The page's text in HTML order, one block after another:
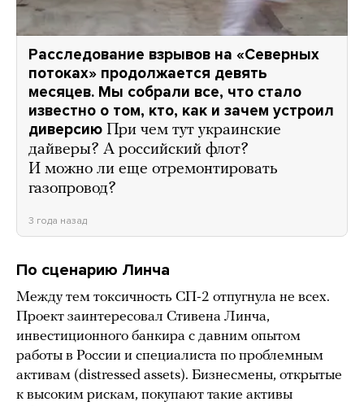
Расследование взрывов на «Северных
потоках» продолжается девять
месяцев. Мы собрали все, что стало
известно о том, кто, как и зачем устроил
диверсию При чем тут украинские
дайверы? А российский флот?
И можно ли еще отремонтировать
газопровод?
3 года назад
По сценарию Линча
Между тем токсичность СП-2 отпугнула не всех.
Проект заинтересовал Стивена Линча,
инвестиционного банкира с давним опытом
работы в России и специалиста по проблемным
активам (distressed assets). Бизнесмены, открытые
к высоким рискам, покупают такие активы